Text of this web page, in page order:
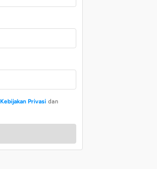
Kebijakan Privasi dan